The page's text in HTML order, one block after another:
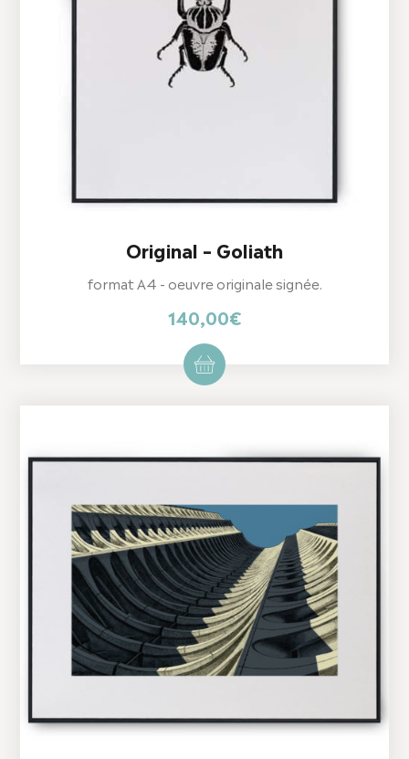
Original – Goliath
format A4 - oeuvre originale signée.
140,00€